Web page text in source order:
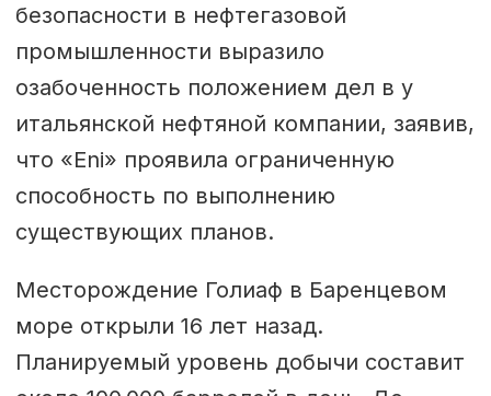
безопасности в нефтегазовой
промышленности выразило
озабоченность положением дел в у
итальянской нефтяной компании, заявив,
что «Eni» проявила ограниченную
способность по выполнению
существующих планов.
Месторождение Голиаф в Баренцевом
море открыли 16 лет назад.
Планируемый уровень добычи составит